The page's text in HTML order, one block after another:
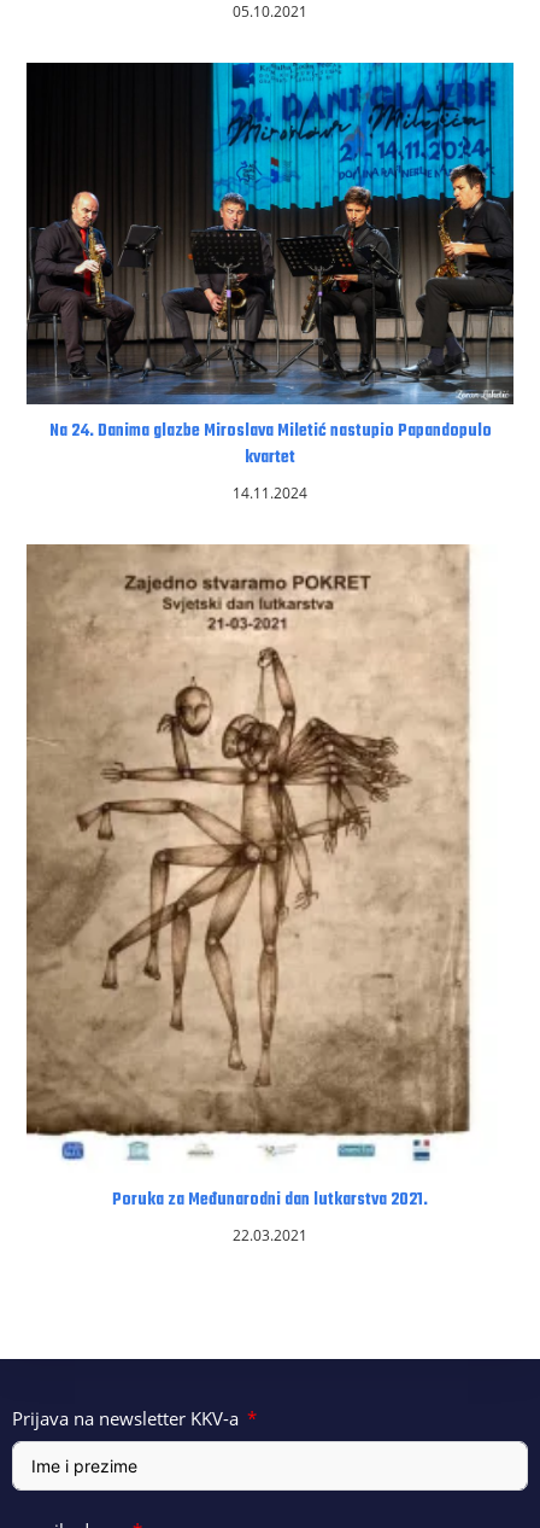
05.10.2021
Na 24. Danima glazbe Miroslava Miletić nastupio Papandopulo
kvartet
14.11.2024
Poruka za Međunarodni dan lutkarstva 2021.
22.03.2021
Prijava na newsletter KKV-a